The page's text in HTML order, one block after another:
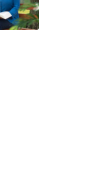
정상적인 상황
엄격한 것인데
“자신에게는 엄